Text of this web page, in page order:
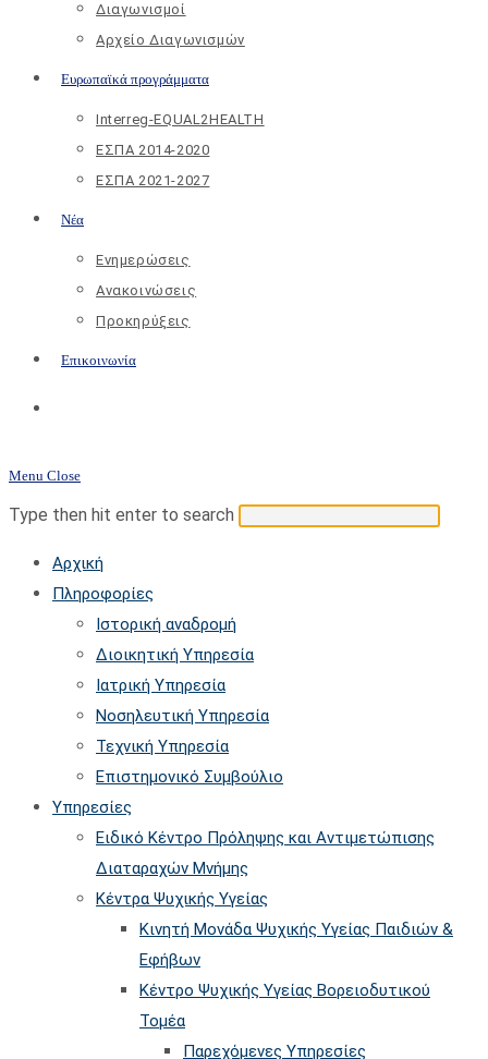
Διαγωνισμοί
Αρχείο Διαγωνισμών
Ευρωπαϊκά προγράμματα
Interreg-EQUAL2HEALTH
ΕΣΠΑ 2014-2020
ΕΣΠΑ 2021-2027
Νέα
Ενημερώσεις
Ανακοινώσεις
Προκηρύξεις
Επικοινωνία
search
Menu Close
Search
website
Type then hit enter to search
Press
Αρχική
Πληροφορίες
Ιστορική αναδρομή
Διοικητική Υπηρεσία
Ιατρική Υπηρεσία
Νοσηλευτική Υπηρεσία
Τεχνική Υπηρεσία
Επιστημονικό Συμβούλιο
Υπηρεσίες
Ειδικό Κέντρο Πρόληψης και Αντιμετώπισης
Διαταραχών Μνήμης
Κέντρα Ψυχικής Υγείας
Κινητή Μονάδα Ψυχικής Υγείας Παιδιών &
Εφήβων
Kέντρο Ψυχικής Υγείας Βορειοδυτικού
Τομέα
Παρεχόμενες Υπηρεσίες